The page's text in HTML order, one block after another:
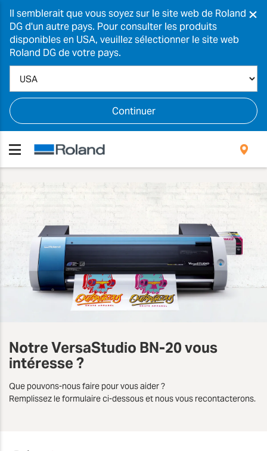
Il semblerait que vous soyez sur le site web de Roland
DG d'un autre pays. Pour consulter les produits
disponibles en USA, veuillez sélectionner le site web
Roland DG de votre pays.
Continuer
×
Notre VersaStudio BN-20vous
intéresse?
Que pouvons-nous faire pour vous aider ?
Remplissez le formulaire ci-dessous et nous vous recontacterons.